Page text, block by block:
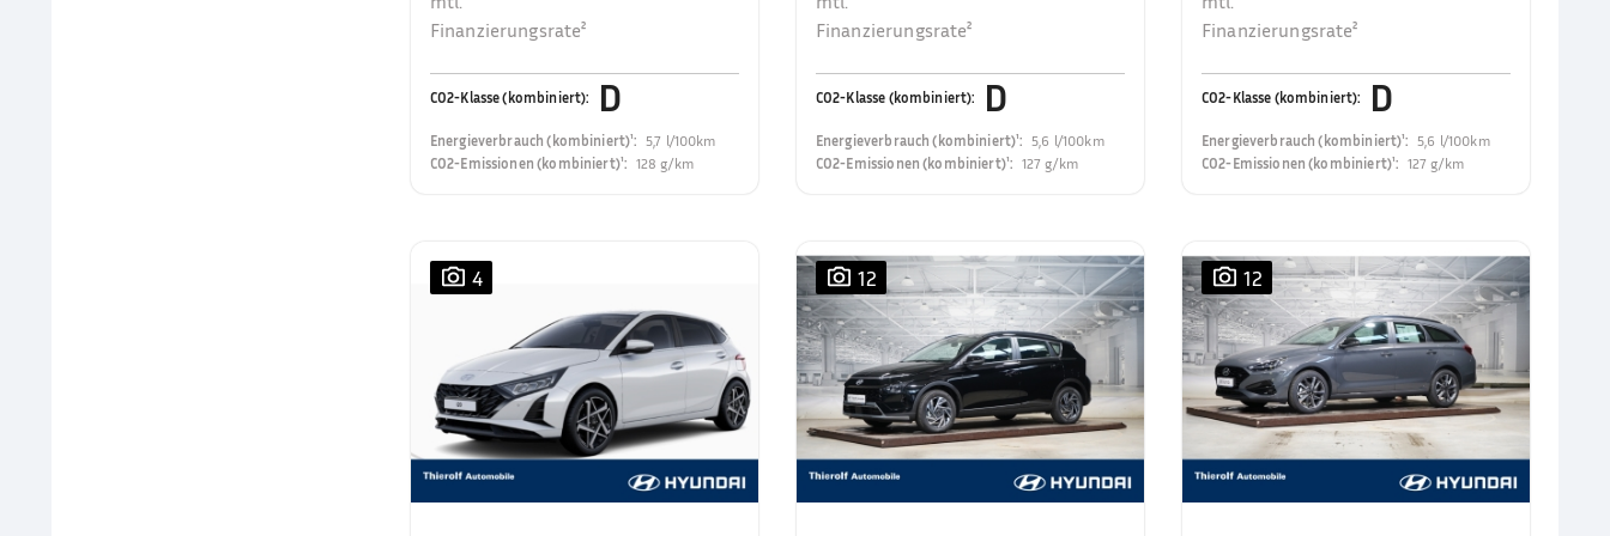
Finanzierungsrate²
CO2-Klasse (kombiniert): D
Energieverbrauch (kombiniert)¹: 5,7 l/100km
CO2-Emissionen (kombiniert)¹: 128 g/km
Finanzierungsrate²
CO2-Klasse (kombiniert): D
Energieverbrauch (kombiniert)¹: 5,6 l/100km
CO2-Emissionen (kombiniert)¹: 127 g/km
Finanzierungsrate²
CO2-Klasse (kombiniert): D
Energieverbrauch (kombiniert)¹:5,6 l/100km
CO2-Emissionen (kombiniert)¹: 127 g/km
4 12 12